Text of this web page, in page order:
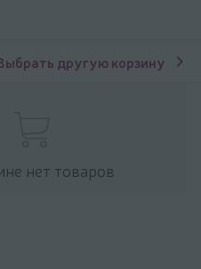
другую корзину
нет товаров